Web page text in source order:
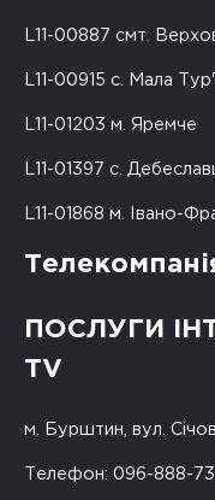
L11-00887 смт.
L11-00915 с. Мала
L11-01203 м. Яремче
L11-01397 с.
L11-01868 м. Івано-
ПОСЛУГИ
TV
м. Бурштин, вул.
Телефон: 096-888-